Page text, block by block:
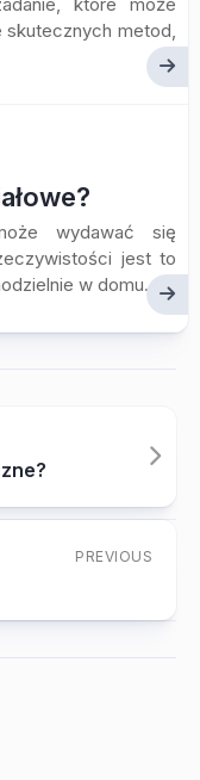
metod,
wydawać się
jest to
w domu....
PREVIOUS